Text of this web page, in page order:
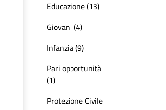
Educazione (13)
Giovani (4)
Infanzia (9)
Pari opportunità
(1)
Protezione Civile